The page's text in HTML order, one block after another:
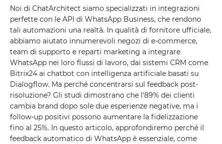
Noi di ChatArchitect siamo specializzati in integrazioni
perfette con le API di WhatsApp Business, che rendono
tali automazioni una realtà. In qualità di fornitore ufficiale,
abbiamo aiutato innumerevoli negozi di e-commerce,
team di supporto e reparti marketing a integrare
WhatsApp nei loro flussi di lavoro, dai sistemi CRM come
Bitrix24 ai chatbot con intelligenza artificiale basati su
Dialogflow. Ma perché concentrarsi sul feedback post-
risoluzione? Gli studi dimostrano che l'89% dei clienti
cambia brand dopo sole due esperienze negative, ma i
follow-up positivi possono aumentare la fidelizzazione
fino al 25%. In questo articolo, approfondiremo perché il
feedback automatico di WhatsApp è essenziale, come